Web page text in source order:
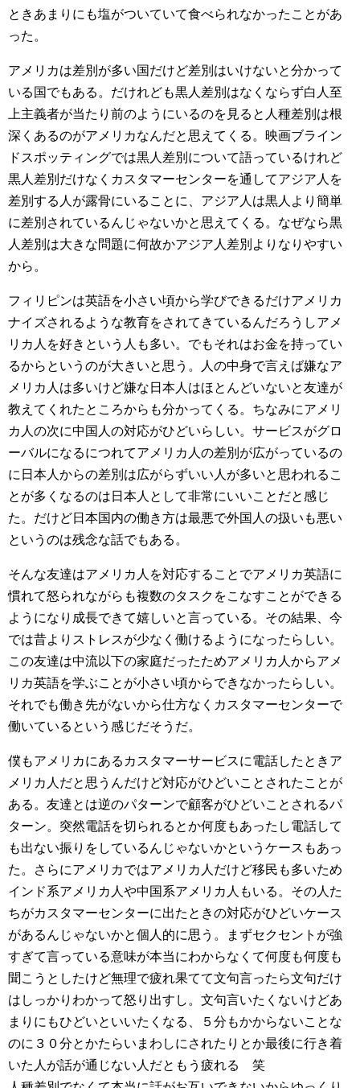
ときあまりにも塩がついていて食べられなかったことがあ
った。
アメリカは差別が多い国だけど差別はいけないと分かって
いる国でもある。だけれども黒人差別はなくならず白人至
上主義者が当たり前のようにいるのを見ると人種差別は根
深くあるのがアメリカなんだと思えてくる。映画ブライン
ドスポッティングでは黒人差別について語っているけれど
黒人差別だけなくカスタマーセンターを通してアジア人を
差別する人が露骨にいることに、アジア人は黒人より簡単
に差別されているんじゃないかと思えてくる。なぜなら黒
人差別は大きな問題に何故かアジア人差別よりなりやすい
から。
フィリピンは英語を小さい頃から学びできるだけアメリカ
ナイズされるような教育をされてきているんだろうしアメ
リカ人を好きという人も多い。でもそれはお金を持ってい
るからというのが大きいと思う。人の中身で言えば嫌なア
メリカ人は多いけど嫌な日本人はほとんどいないと友達が
教えてくれたところからも分かってくる。ちなみにアメリ
カ人の次に中国人の対応がひどいらしい。サービスがグロ
ーバルになるにつれてアメリカ人の差別が広がっているの
に日本人からの差別は広がらずいい人が多いと思われるこ
とが多くなるのは日本人として非常にいいことだと感じ
た。だけど日本国内の働き方は最悪で外国人の扱いも悪い
というのは残念な話でもある。
そんな友達はアメリカ人を対応することでアメリカ英語に
慣れて怒られながらも複数のタスクをこなすことができる
ようになり成長できて嬉しいと言っている。その結果、今
では昔よりストレスが少なく働けるようになったらしい。
この友達は中流以下の家庭だったためアメリカ人からアメ
リカ英語を学ぶことが小さい頃からできなかったらしい。
それでも働き先がないから仕方なくカスタマーセンターで
働いているという感じだそうだ。
僕もアメリカにあるカスタマーサービスに電話したときア
メリカ人だと思うんだけど対応がひどいことされたことが
ある。友達とは逆のパターンで顧客がひどいことされるパ
ターン。突然電話を切られるとか何度もあったし電話して
も出ない振りをしているんじゃないかというケースもあっ
た。さらにアメリカではアメリカ人だけど移民も多いため
インド系アメリカ人や中国系アメリカ人もいる。その人た
ちがカスタマーセンターに出たときの対応がひどいケース
があるんじゃないかと個人的に思う。まずセクセントが強
すぎて言っている意味が本当にわからなくて何度も何度も
聞こうとしたけど無理で疲れ果てて文句言ったら文句だけ
はしっかりわかって怒り出すし。文句言いたくないけどあ
まりにもひどいといいたくなる、５分もかからないことな
のに３０分とかたらいまわしにされたりとか最後に行き着
いた人が話が通じない人だともう疲れる 笑